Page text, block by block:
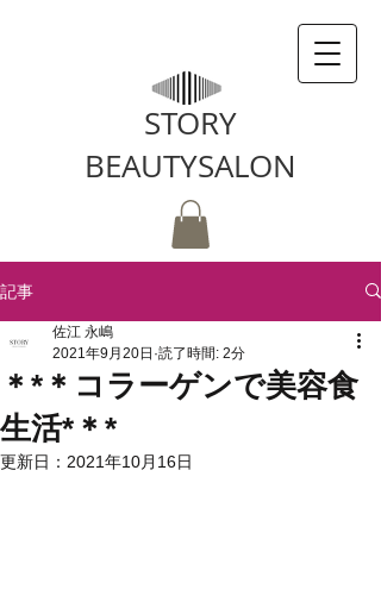
STORY
BEAUTYSALON
記事
＊*＊コラーゲンで美容食
生活*＊*
佐江 永嶋
2021年9月20日 読了時間: 2分
更新日： 2021年10月16日